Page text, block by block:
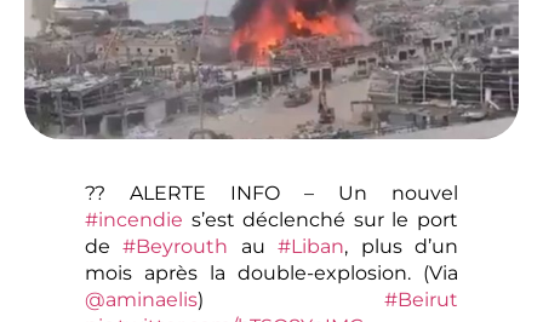
?? ALERTE INFO – Un nouvel
#incendie s’est déclenché sur le port
de#Beyrouth au#Liban, plus d’un
mois après la double-explosion. (Via
@aminaelis) #Beirut